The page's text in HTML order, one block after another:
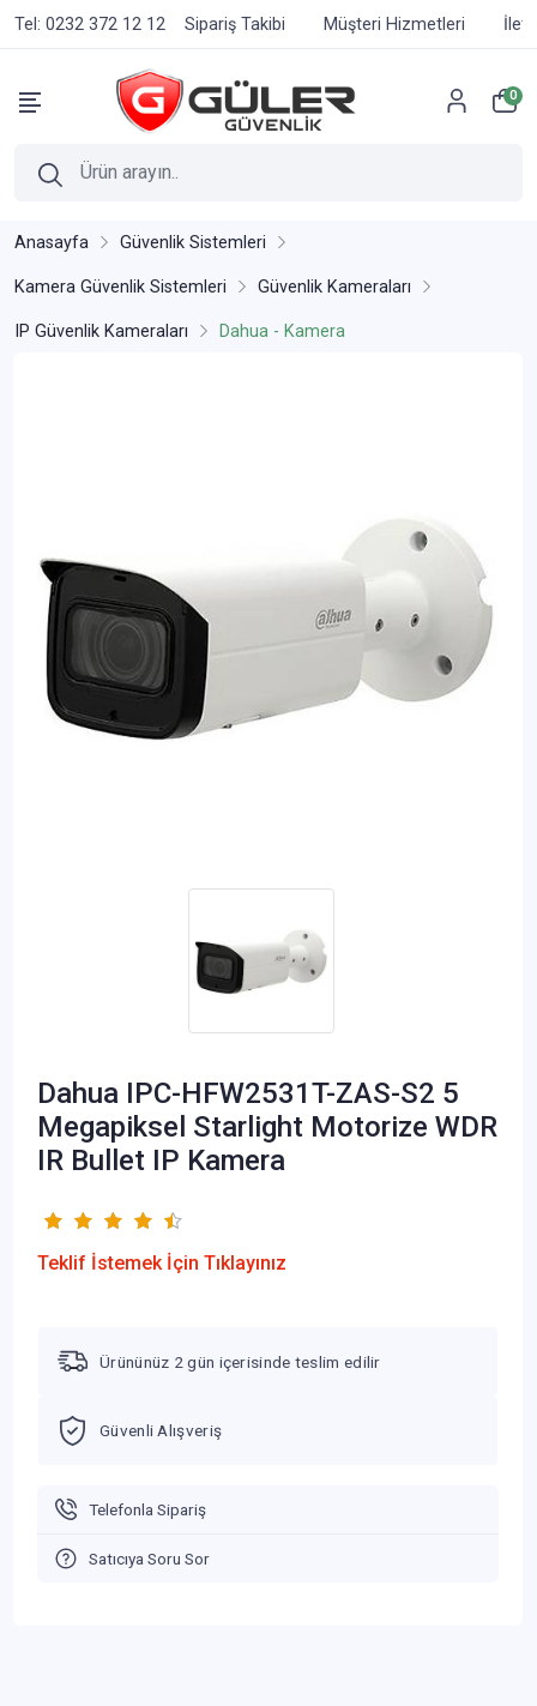
Tel: 0232 372 12 12 Sipariş Takibi Müşteri Hizmetleri
0
Anasayfa Güvenlik Sistemleri
Kamera Güvenlik Sistemleri Güvenlik Kameraları
IP Güvenlik Kameraları Dahua - Kamera
Dahua IPC-HFW2531T-ZAS-S2 5
Megapiksel Starlight Motorize WDR
IR Bullet IP Kamera
Teklif İstemek İçin Tıklayınız
Ürününüz 2 gün içerisinde teslim edilir
Güvenli Alışveriş
Telefonla Sipariş
Satıcıya Soru Sor